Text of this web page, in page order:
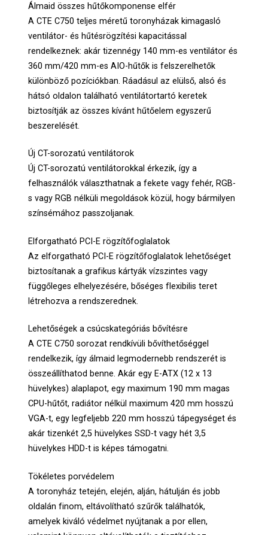
Álmaid összes hűtőkomponense elfér
A CTE C750 teljes méretű toronyházak kimagasló
ventilátor- és hűtésrögzítési kapacitással
rendelkeznek: akár tizennégy 140 mm-es ventilátor és
360 mm/420 mm-es AIO-hűtők is felszerelhetők
különböző pozíciókban. Ráadásul az elülső, alsó és
hátsó oldalon található ventilátortartó keretek
biztosítják az összes kívánt hűtőelem egyszerű
beszerelését.
Új CT-sorozatú ventilátorok
Új CT-sorozatú ventilátorokkal érkezik, így a
felhasználók választhatnak a fekete vagy fehér, RGB-
s vagy RGB nélküli megoldások közül, hogy bármilyen
színsémához passzoljanak.
Elforgatható PCI-E rögzítőfoglalatok
Az elforgatható PCI-E rögzítőfoglalatok lehetőséget
biztosítanak a grafikus kártyák vízszintes vagy
függőleges elhelyezésére, bőséges flexibilis teret
létrehozva a rendszerednek.
Lehetőségek a csúcskategóriás bővítésre
A CTE C750 sorozat rendkívüli bővíthetőséggel
rendelkezik, így álmaid legmodernebb rendszerét is
összeállíthatod benne. Akár egy E-ATX (12 x 13
hüvelykes) alaplapot, egy maximum 190 mm magas
CPU-hűtőt, radiátor nélkül maximum 420 mm hosszú
VGA-t, egy legfeljebb 220 mm hosszú tápegységet és
akár tizenkét 2,5 hüvelykes SSD-t vagy hét 3,5
hüvelykes HDD-t is képes támogatni.
Tökéletes porvédelem
A toronyház tetején, elején, alján, hátulján és jobb
oldalán finom, eltávolítható szűrők találhatók,
amelyek kiváló védelmet nyújtanak a por ellen,